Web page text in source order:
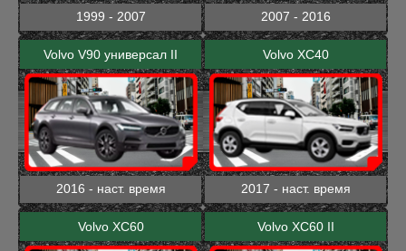
1999 - 2007 2007 - 2016
Volvo V90 универсал II
2016 - наст. время
Volvo XC40
2017 - наст. время
Volvo XC60 Volvo XC60 II